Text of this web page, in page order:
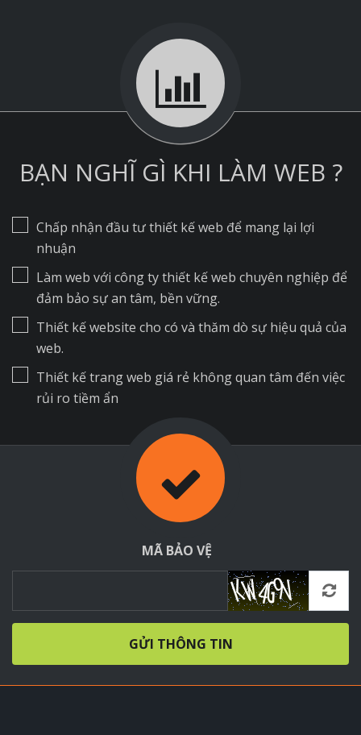
BẠN NGHĨ GÌ KHI LÀM WEB ?
Chấp nhận đầu tư thiết kế web để mang lại lợi
nhuận
Làm web với công ty thiết kế web chuyên nghiệp để
đảm bảo sự an tâm, bền vững.
Thiết kế website cho có và thăm dò sự hiệu quả của
web.
Thiết kế trang web giá rẻ không quan tâm đến việc
rủi ro tiềm ẩn
MÃ BẢO VỆ
GỬI THÔNG TIN